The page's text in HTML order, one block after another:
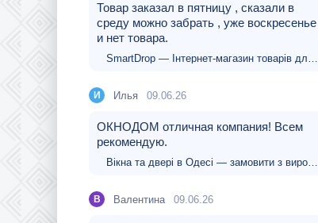
Товар заказал в пятницу , сказали в
среду можно забрать , уже воскресенье
и нет товара.
SmartDrop — Інтернет-магазин товарів для дому, електроніки
И Илья 09.06.26
ОКНОДОМ отличная компания! Всем
рекомендую.
Вікна та двері в Одесі — замовити з виробництва та встановленням
В Валентина 09.06.26